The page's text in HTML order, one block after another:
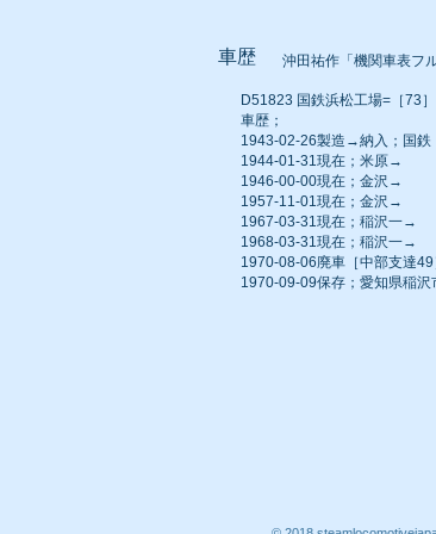
車歴 沖田祐作「機関車表フ
D51823 国鉄浜松工場=［73
車歴；
1943-02-26製造→納入；国
1944-01-31現在；米原→
1946-00-00現在；金沢→
1957-11-01現在；金沢→
1967-03-31現在；稲沢一→
1968-03-31現在；稲沢一→
1970-08-06廃車［中部支達
1970-09-09保存；愛知県稲